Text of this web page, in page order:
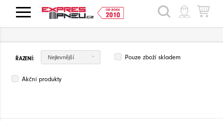
HLEDAT
ŘAZENÍ: Nejlevnější Pouze zboží skladem
Akční produkty